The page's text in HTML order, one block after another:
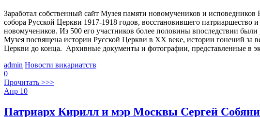
Заработал собственный сайт Музея памяти новомучеников и
собора Русской Церкви 1917-1918 годов, восстановившего
новомучеников. Из 500 его участников более половины впоследствии
Музея посвящена истории Русской Церкви в XX веке, истории гонений
Церкви до конца. Архивные документы и фотографии, представленные в
admin Новости викариатств
0
Прочитать >>>
Апр 10
Патриарх Кирилл и мэр Москвы Сергей